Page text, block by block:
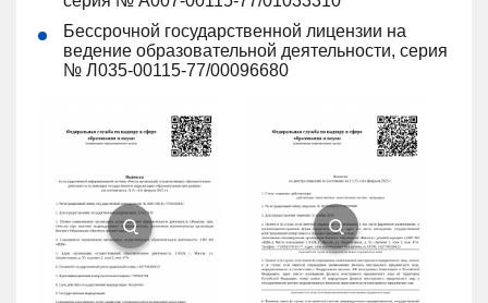
Бессрочной государственной лицензии на
ведение образовательной деятельности, серия
№ Л035-00115-77/00096680